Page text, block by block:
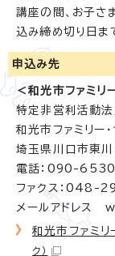
講座の間、お子さ
込み締め切り日ま
申込み先
＜和光市ファミリ
特定非営利活動
和光市ファミリー
埼玉県川口市東
電話：090-
ファクス：048-
メールアドレ
和光市ファミ
ク）